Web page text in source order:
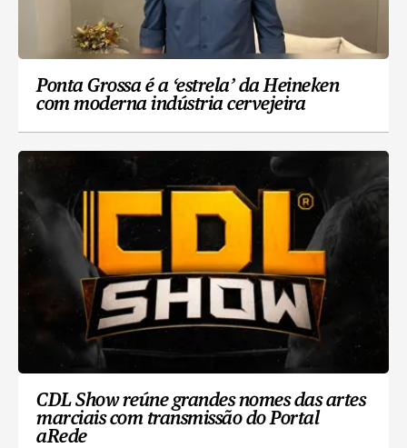
Ponta Grossa é a ‘estrela’ da Heineken
com moderna indústria cervejeira
CDL Show reúne grandes nomes das artes
marciais com transmissão do Portal
aRede